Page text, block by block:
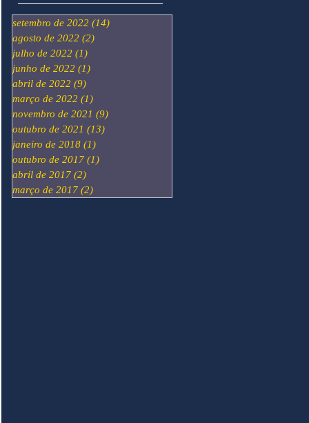
setembro de 2022 (14)
agosto de 2022 (2)
julho de 2022 (1)
junho de 2022 (1)
abril de 2022 (9)
março de 2022 (1)
novembro de 2021 (9)
outubro de 2021 (13)
janeiro de 2018 (1)
outubro de 2017 (1)
abril de 2017 (2)
março de 2017 (2)